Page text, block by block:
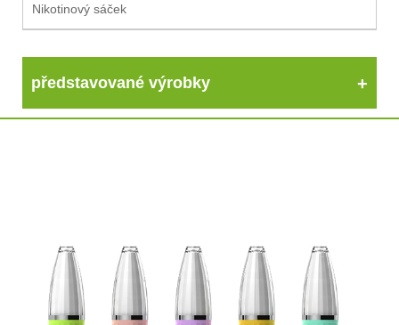
Nikotinový sáček
představované výrobky